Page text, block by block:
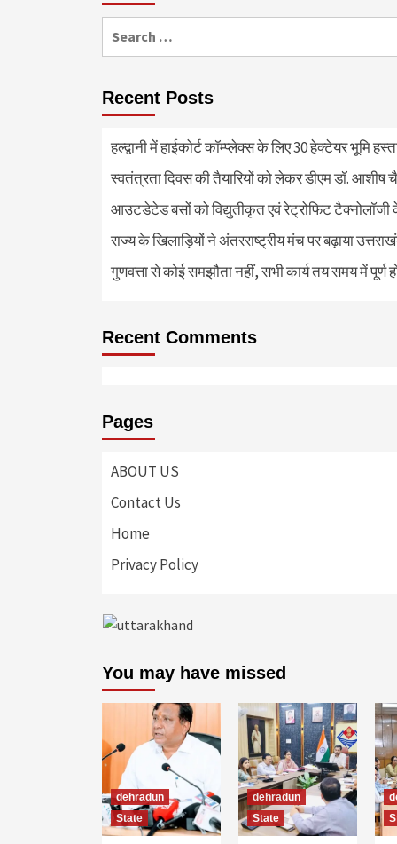
for:
Recent Posts
हल्द्वानी में हाईकोर्ट कॉम्प्लेक्स के लिए 30 हेक्टेयर भूमि
स्वतंत्रता दिवस की तैयारियों को लेकर डीएम डॉ. आशीष
आउटडेटेड बसों को विद्युतीकृत एवं रेट्रोफिट टैक्नोलाॅजी
राज्य के खिलाड़ियों ने अंतरराष्ट्रीय मंच पर बढ़ाया
गुणवत्ता से कोई समझौता नहीं, सभी कार्य तय समय में पूर्ण
Recent Comments
Pages
ABOUT US
Contact Us
Home
Privacy Policy
You may have missed
dehradun
State
dehradun
State